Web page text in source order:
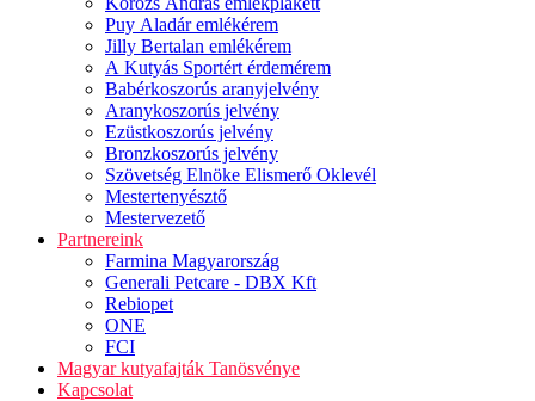
Puy Aladár emlékérem
Jilly Bertalan emlékérem
A Kutyás Sportért érdemérem
Babérkoszorús aranyjelvény
Aranykoszorús jelvény
Ezüstkoszorús jelvény
Bronzkoszorús jelvény
Szövetség Elnöke Elismerő Oklevél
Mestertenyésztő
Mestervezető
Partnereink
Farmina Magyarország
Generali Petcare - DBX Kft
Rebiopet
ONE
FCI
Magyar kutyafajták Tanösvénye
Kapcsolat